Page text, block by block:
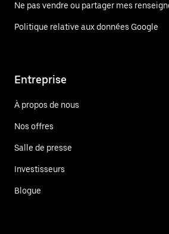
Ne pas vendre ou partager mes
Politique relative aux données Google
Entreprise
À propos de nous
Nos offres
Salle de presse
Investisseurs
Blogue